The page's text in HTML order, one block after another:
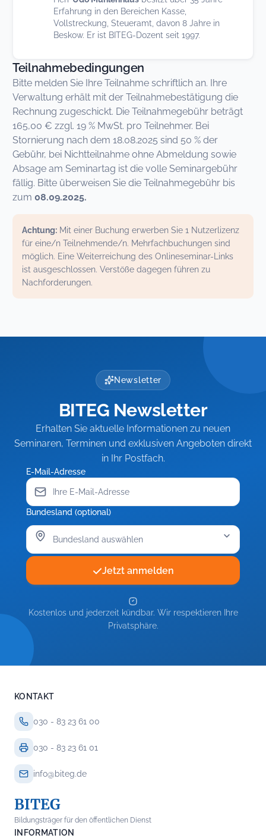
Erfahrung in den Bereichen Kasse,
Vollstreckung, Steueramt, davon 8 Jahre in
Beskow. Er ist BITEG-Dozent seit 1997.
Teilnahmebedingungen
Bitte melden Sie Ihre Teilnahme schriftlich an. Ihre
Verwaltung erhält mit der Teilnahmebestätigung die
Rechnung zugeschickt. Die Teilnahmegebühr beträgt
165,00 € zzgl. 19 % MwSt. pro Teilnehmer. Bei
Stornierung nach dem 18.08.2025 sind 50 % der
Gebühr, bei Nichtteilnahme ohne Abmeldung sowie
Absage am Seminartag ist die volle Seminargebühr
fällig. Bitte überweisen Sie die Teilnahmegebühr bis
zum 08.09.2025.
Achtung: Mit einer Buchung erwerben Sie 1 Nutzerlizenz
für eine/n Teilnehmende/n. Mehrfachbuchungen sind
möglich. Eine Weiterreichung des Onlineseminar-Links
ist ausgeschlossen. Verstöße dagegen führen zu
Nachforderungen.
Newsletter
BITEG Newsletter
Erhalten Sie aktuelle Informationen zu neuen
Seminaren, Terminen und exklusiven Angeboten direkt
in Ihr Postfach.
E-Mail-Adresse
Bundesland (optional)
Jetzt anmelden
Kostenlos und jederzeit kündbar. Wir respektieren Ihre
Privatsphäre.
KONTAKT
030 - 83 23 61 00
030 - 83 23 61 01
info@biteg.de
BITEG
Bildungsträger für den öffentlichen Dienst
INFORMATION